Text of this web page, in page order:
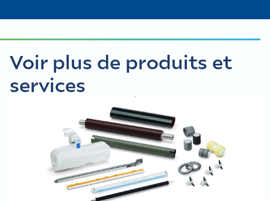
Voir plus de produits et
services